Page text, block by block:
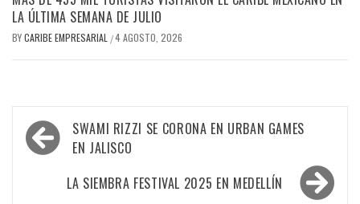
LA ÚLTIMA SEMANA DE JULIO
BYCARIBE EMPRESARIAL /4 AGOSTO, 2026
Navegación
de
entradas
SWAMI RIZZI SE CORONA EN URBAN GAMES
EN JALISCO
LA SIEMBRA FESTIVAL 2025 EN MEDELLÍN